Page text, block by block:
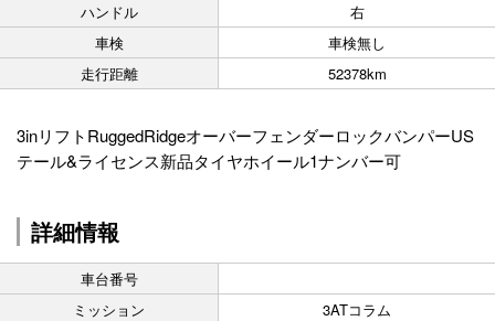
ハンドル
右
車検
車検無し
走行距離
52378km
3inリフトRuggedRidgeオーバーフェンダーロックバンパーUS
テール&ライセンス新品タイヤホイール1ナンバー可
詳細情報
車台番号
ミッション
3ATコラム